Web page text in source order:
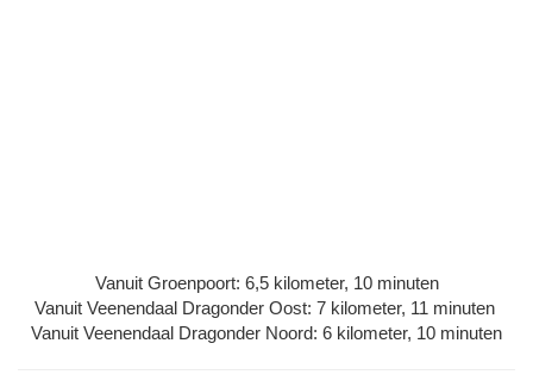
Vanuit Groenpoort: 6,5 kilometer, 10 minuten
Vanuit Veenendaal Dragonder Oost: 7 kilometer, 11 minuten
Vanuit Veenendaal Dragonder Noord: 6 kilometer, 10 minuten